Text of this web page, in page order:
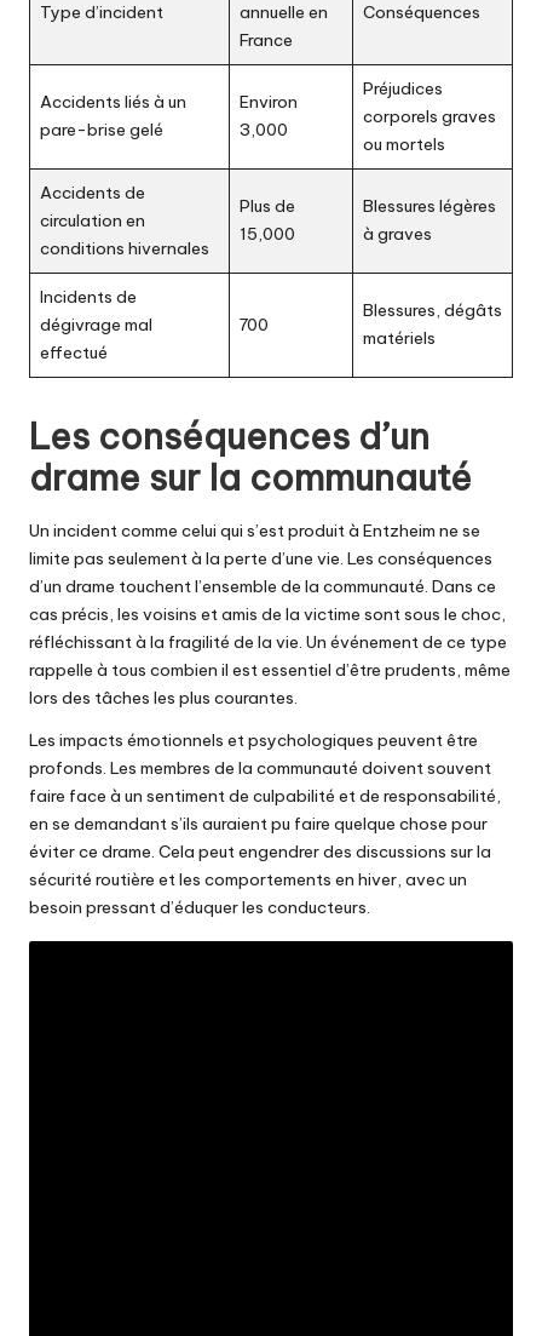
Type d’incident
annuelle en
France
Conséquences
Accidents liés à un
pare-brise gelé
Environ
3,000
Préjudices
corporels graves
ou mortels
Accidents de
circulation en
conditions hivernales
Plus de
15,000
Blessures légères
à graves
Incidents de
dégivrage mal
effectué
700
Blessures, dégâts
matériels
Les conséquences d’un
drame sur la communauté
Un incident comme celui qui s’est produit à Entzheim ne se
limite pas seulement à la perte d’une vie. Les conséquences
d’un drame touchent l’ensemble de la communauté. Dans ce
cas précis, les voisins et amis de la victime sont sous le choc,
réfléchissant à la fragilité de la vie. Un événement de ce type
rappelle à tous combien il est essentiel d’être prudents, même
lors des tâches les plus courantes.
Les impacts émotionnels et psychologiques peuvent être
profonds. Les membres de la communauté doivent souvent
faire face à un sentiment de culpabilité et de responsabilité,
en se demandant s’ils auraient pu faire quelque chose pour
éviter ce drame. Cela peut engendrer des discussions sur la
sécurité routière et les comportements en hiver, avec un
besoin pressant d’éduquer les conducteurs.